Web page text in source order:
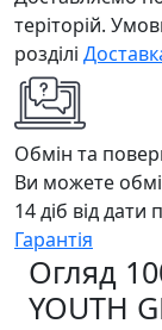
теріторій.
розділі
Обмін та
Ви можете
14 діб від дати
Гарантія
Огляд
YOUTH